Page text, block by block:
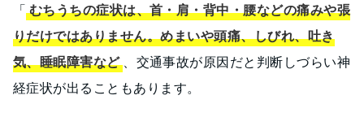
「むちうちの症状は、首・肩・背中・腰などの痛みや張
りだけではありません。めまいや頭痛、しびれ、吐き
気、睡眠障害など
、交通事故が原因だと判断しづらい神
経症状が出ることもあります。